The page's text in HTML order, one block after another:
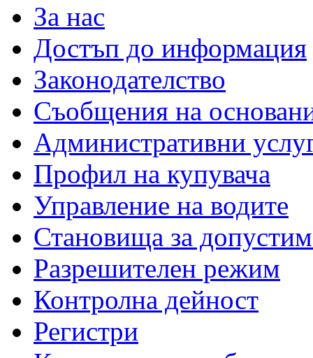
За нас
Достъп до информация
Законодателство
Съобщения на
Административни
Профил на купувача
Управление на водите
Становища за
Разрешителен режим
Контролна дейност
Регистри